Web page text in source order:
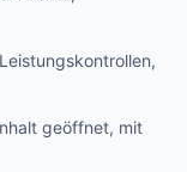
geöffnet, mit